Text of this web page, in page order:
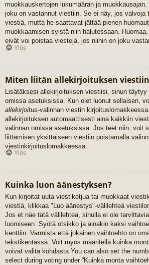
muokkauskertojen lukumäärän ja
joku on vastannut viestiin. Se ei näy, jos valvoja
viestiä, mutta he saattavat jättää pienen
muokkaamisen syistä niin halutessaan.
eivät voi poistaa viestejä, jos niihin on joku
Ylös
Miten liitän allekirjoituksen
Lisätäksesi allekirjoituksen viestiisi, sinun
omissa asetuksissa. Kun olet luonut sellaisen,
allekirjoitus-valinnan viestin
allekirjoituksen automaattisesti aina kaikkiin
valinnan omissa asetuksissa. Jos teet niin, voit
liittämisen yksittäiseen viestiin poistamalla
viestinkirjoituslomakkeessa.
Ylös
Kuinka luon äänestyksen?
Kun kirjoitat uuta viestiketjua tai muokkaat
viestiä, klikkaa "Luo äänestys"-välilehteä
Jos et näe tätä välilehteä, sinulla ei ole
luomiseen. Syötä otsikko ja ainakin kaksi
kenttiin. Varmista että jokainen vaihtoehto on
tekstikentässä. Voit myös määritellä kuinka
voivat valita kohdasta You can also set the
select during voting under “Kuinka monta